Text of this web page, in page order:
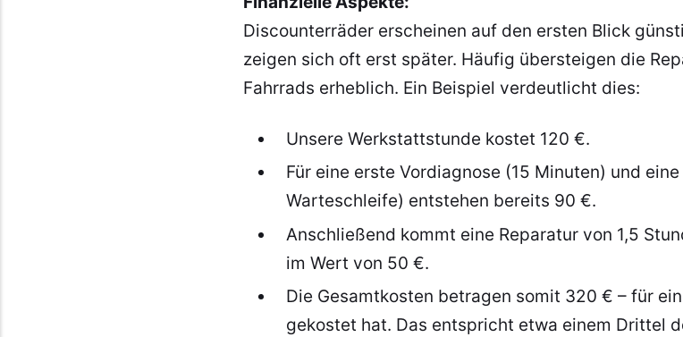
Discounterräder erscheinen auf den ersten Blick
zeigen sich oft erst später. Häufig übersteigen die
Fahrrads erheblich. Ein Beispiel verdeutlicht dies:
Unsere Werkstattstunde kostet 120 €.
Für eine erste Vordiagnose (15 Minuten) und
Warteschleife) entstehen bereits 90 €.
Anschließend kommt eine Reparatur von 1,5
im Wert von 50 €.
Die Gesamtkosten betragen somit 320 € – für
gekostet hat. Das entspricht etwa einem Drittel